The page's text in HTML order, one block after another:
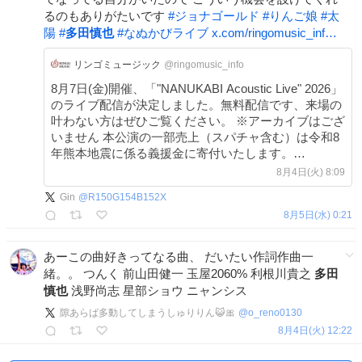
るのもありがたいです #ジョナゴールド #りんご娘 #太
陽 #多田慎也 #なぬかびライブ x.com/ringomusic_inf…
リンゴミュージック @ringomusic_info
8月7日(金)開催、「"NANUKABI Acoustic Live" 2026」
のライブ配信が決定しました。無料配信です、来場の
叶わない方はぜひご覧ください。 ※アーカイブはござ
いません 本公演の一部売上（スパチャ含む）は令和8
年熊本地震に係る義援金に寄付いたします。
youtube.com/live/26UudCivF… #なぬかびライブ
x.com/ringomusic_inf…
8月4日(火) 8:09
Gin @ R150G154B152X
8月5日(水) 0:21
あーこの曲好きってなる曲、 だいたい作詞作曲一
緒。。 つんく 前山田健一 玉屋2060% 利根川貴之 多田
慎也浅野尚志 星部ショウ ニャンシス
隙あらば多動してしまうしゅりりん😺🎀 @o_reno0130
8月4日(火) 12:22